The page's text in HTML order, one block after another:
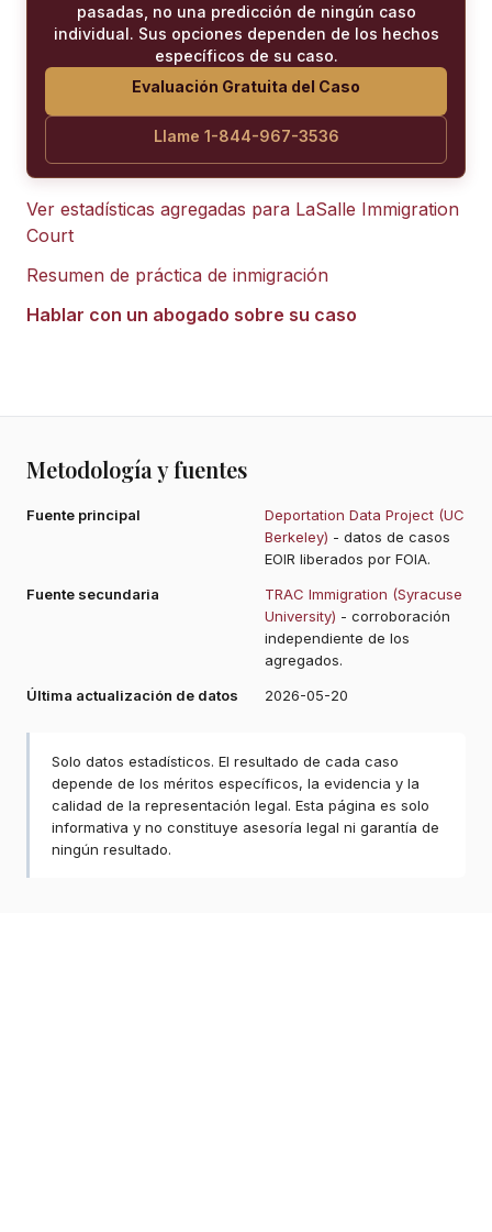
pasadas, no una predicción de ningún caso
individual. Sus opciones dependen de los hechos
específicos de su caso.
Evaluación Gratuita del Caso
Llame 1-844-967-3536
Ver estadísticas agregadas para LaSalle Immigration
Court
Resumen de práctica de inmigración
Hablar con un abogado sobre su caso
Metodología y fuentes
Fuente principal
Deportation Data Project (UC
Berkeley) - datos de casos
EOIR liberados por FOIA.
Fuente secundaria
TRAC Immigration (Syracuse
University) - corroboración
independiente de los
agregados.
Última actualización de datos
2026-05-20
Solo datos estadísticos. El resultado de cada caso
depende de los méritos específicos, la evidencia y la
calidad de la representación legal. Esta página es solo
informativa y no constituye asesoría legal ni garantía de
ningún resultado.